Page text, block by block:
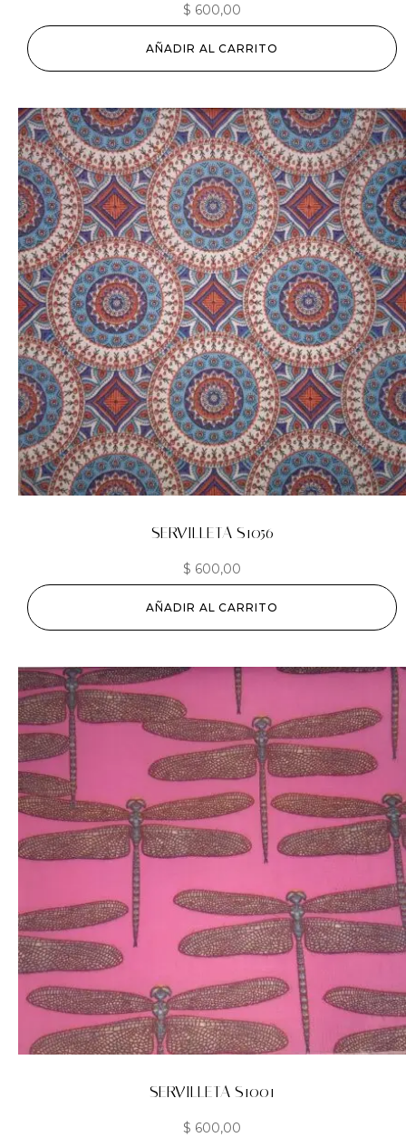
$ 600,00
AÑADIR AL CARRITO
SERVILLETA S1056
$ 600,00
AÑADIR AL CARRITO
SERVILLETA S1001
$ 600,00